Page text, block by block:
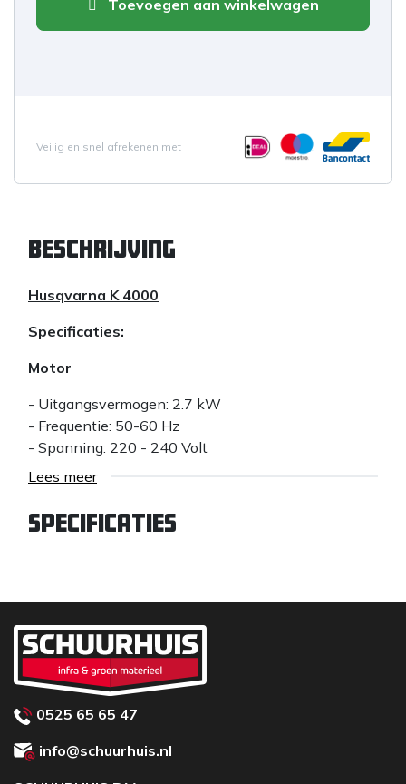
Toevoegen aan winkelwagen
Veilig en snel afrekenen met
Beschrijving
Husqvarna K 4000
Specificaties:
Motor
- Uitgangsvermogen: 2.7 kW
- Frequentie: 50-60 Hz
- Spanning: 220 - 240 Volt
- Elektrisch
- Blad dikte, max: 5,6 mm
- Perifere snelheid, max: 100 m/s
Afmetingen
- Product afmeting, lengte: 631 mm
- Product afmeting, breedte: 221 mm
- Product afmeting, hoogte: 313 mm
- Gewicht: 7.6 kg
Lees meer
Specificaties
0525 65 65 47
info@schuurhuis.nl